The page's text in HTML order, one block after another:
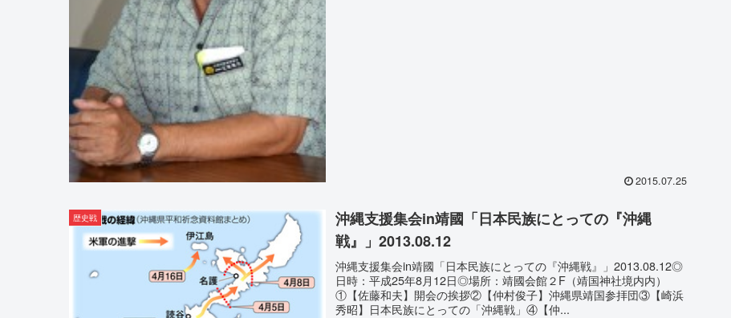
2015.07.25
歴史戦
沖縄支援集会in靖國「日本民族にとっての『沖縄
戦』」2013.08.12
沖縄支援集会in靖國「日本民族にとっての『沖縄戦』」2013.08.12◎
日時：平成25年8月12日◎場所：靖國会館２F（靖国神社境内内）
①【佐藤和夫】開会の挨拶②【仲村俊子】沖縄県靖国参拝団③【崎浜
秀昭】日本民族にとっての「沖縄戦」④【仲...